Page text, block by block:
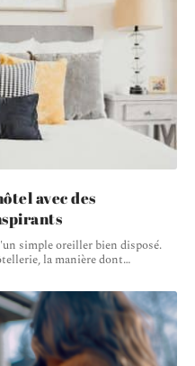
avec des
simple oreiller bien disposé.
la manière dont…